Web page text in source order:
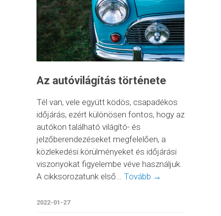
Az autóvilágítás története
Tél van, vele együtt ködös, csapadékos
időjárás, ezért különösen fontos, hogy az
autókon található világító- és
jelzőberendezéseket megfelelően, a
közlekedési körülményeket és időjárási
viszonyokat figyelembe véve használjuk.
A cikksorozatunk első... Tovább →
2022-01-27